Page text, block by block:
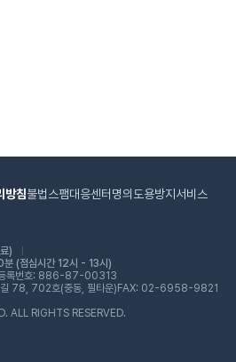
방침불법스팸대응센터 명의도용방지서비스
)
(점심시간 12시 - 13시)
등록번호: 886-87-00313
78, 702호(중동, 필타운) FAX: 02-6958-9821
ALL RIGHTS RESERVED.